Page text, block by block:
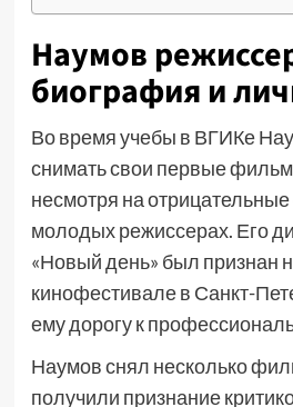
Наумов
биография и
Во время учебы в ВГИКе
снимать свои первые
несмотря на
молодых режиссерах. Его
«Новый день» был признан
кинофестивале в Санкт-
ему дорогу к
Наумов снял несколько
получили признание